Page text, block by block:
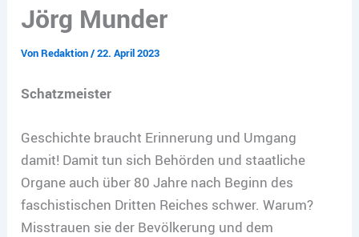
Jörg Munder
VonRedaktion/22. April 2023
Schatzmeister
Geschichte braucht Erinnerung und Umgang
damit! Damit tun sich Behörden und staatliche
Organe auch über 80 Jahre nach Beginn des
faschistischen Dritten Reiches schwer. Warum?
Misstrauen sie der Bevölkerung und dem